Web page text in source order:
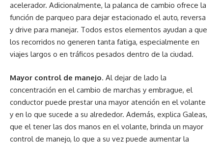
acelerador. Adicionalmente, la palanca de cambio ofrece la
función de parqueo para dejar estacionado el auto, reversa
y drive para manejar. Todos estos elementos ayudan a que
los recorridos no generen tanta fatiga, especialmente en
viajes largos o en tráficos pesados dentro de la ciudad.
Mayor control de manejo. Al dejar de lado la
concentración en el cambio de marchas y embrague, el
conductor puede prestar una mayor atención en el volante
y en lo que sucede a su alrededor. Además, explica Galeas,
que el tener las dos manos en el volante, brinda un mayor
control de manejo, lo que a su vez puede aumentar la